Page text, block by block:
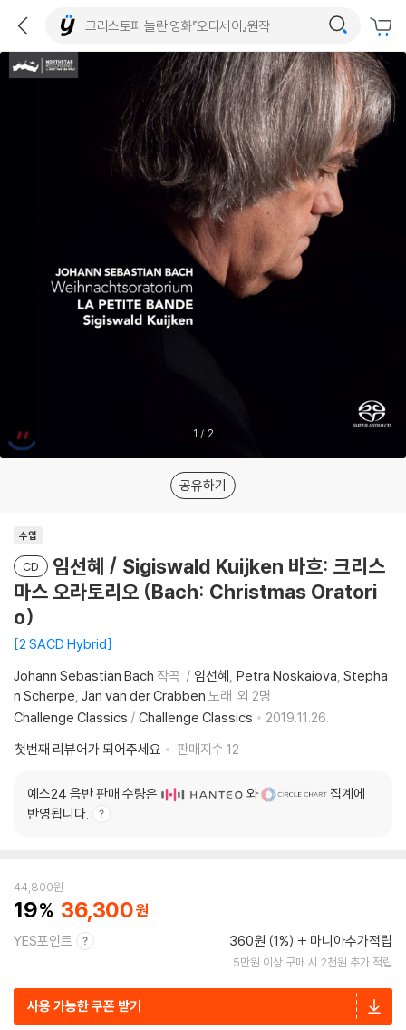
1 / 2
공유하기
수입
CD
임선혜 / Sigiswald Kuijken 바흐: 크리스
마스 오라토리오 (Bach: Christmas Oratori
o)
2 SACD Hybrid
Johann Sebastian Bach 작곡 임선혜 Petra Noskaiova Stepha
n Scherpe Jan van der Crabben 노래 외 2명
Challenge Classics / Challenge Classics
2019.11.26.
첫번째 리뷰어가 되어주세요
판매지수 12
예스24 음반 판매 수량은 와
집계에
반영됩니다.
44,800원
19 36,300
YES포인트 360원 (1%) 마니아추가적립
5만원 이상 구매 시 2천원 추가 적립
사용 가능한 쿠폰 받기